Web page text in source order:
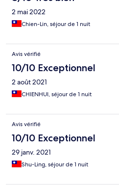
2 mai 2022
Chien-Lin, séjour de 1 nuit
Avis vérifié
10/10 Exceptionnel
2 août 2021
CHIENHUI, séjour de 1 nuit
Avis vérifié
10/10 Exceptionnel
29 janv. 2021
Shu-Ling, séjour de 1 nuit